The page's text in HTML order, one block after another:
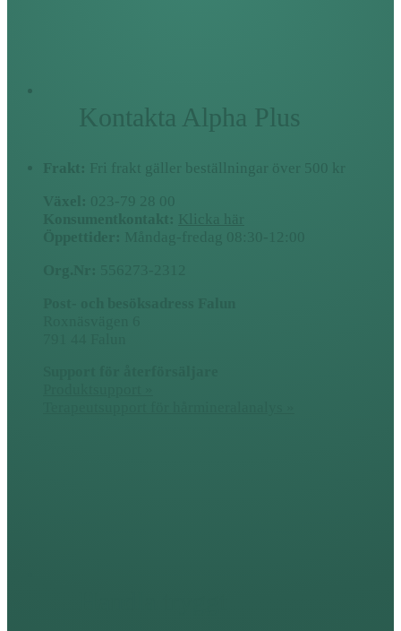
Kontakta Alpha Plus
Frakt: Fri frakt gäller beställningar över 500 kr
023-79 28 00